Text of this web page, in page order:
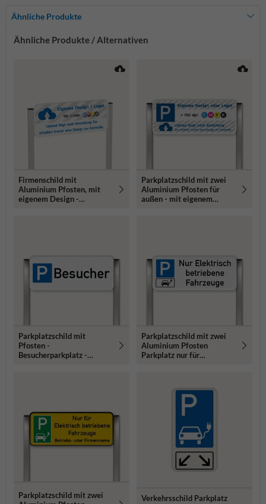
Ähnliche Produkte
Ähnliche Produkte / Alternativen
Firmenschild mit
Aluminium Pfosten, mit
eigenem Design -
Parkplatzschild mit zwei
Aluminium Pfosten für
außen - mit eigenem
Parkplatzschild mit
Pfosten -
Besucherparkplatz -
Parkplatzschild mit zwei
Aluminium Pfosten
Parkplatz nur für
Parkplatzschild mit zwei
Verkehrsschild Parkplatz